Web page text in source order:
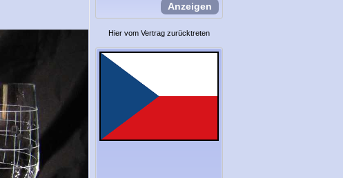
Anzeigen
Hier vom Vertrag zurücktreten